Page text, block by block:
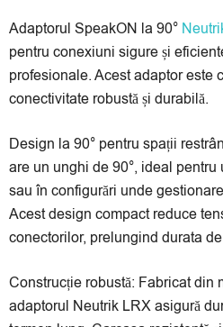
*Prețul calculat este cu caracter
secțiunea Plata în rate prin Netopia
Adaptorul SpeakON la 90°
pentru conexiuni sigure și
profesionale. Acest adaptor este
conectivitate robustă și durabilă.
Design la 90° pentru spații
are un unghi de 90°, ideal
sau în configurări unde
Acest design compact reduce
conectorilor, prelungind durata
Construcție robustă: Fabricat din
adaptorul Neutrik LRX asigură